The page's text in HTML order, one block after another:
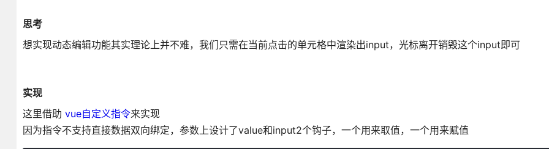
思考
想实现动态编辑功能其实理论上并不难，我们只需在当前点击的单元格中渲染出input，光标离开销毁这个input即可
实现
这里借助 vue自定义指令来实现
因为指令不支持直接数据双向绑定，参数上设计了value和input2个钩子，一个用来取值，一个用来赋值